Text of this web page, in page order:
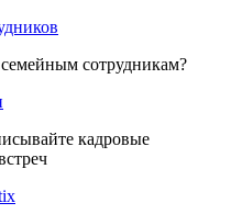
сотрудникам?
кадровые